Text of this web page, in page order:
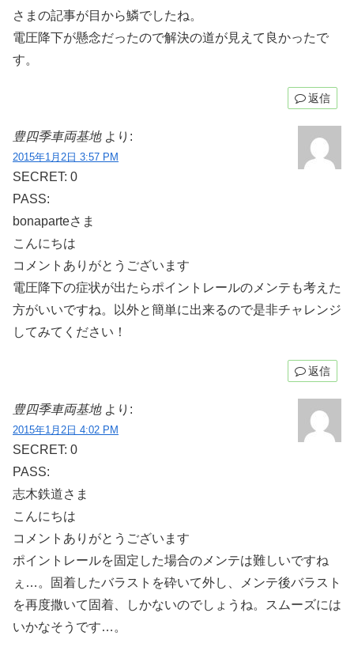
さまの記事が目から鱗でしたね。
電圧降下が懸念だったので解決の道が見えて良かったで
す。
返信
豊四季車両基地 より:
2015年1月2日 3:57 PM
SECRET: 0
PASS:
bonaparteさま
こんにちは
コメントありがとうございます
電圧降下の症状が出たらポイントレールのメンテも考えた
方がいいですね。以外と簡単に出来るので是非チャレンジ
してみてください！
返信
豊四季車両基地 より:
2015年1月2日 4:02 PM
SECRET: 0
PASS:
志木鉄道さま
こんにちは
コメントありがとうございます
ポイントレールを固定した場合のメンテは難しいですね
ぇ…。固着したバラストを砕いて外し、メンテ後バラスト
を再度撒いて固着、しかないのでしょうね。スムーズには
いかなそうです…。